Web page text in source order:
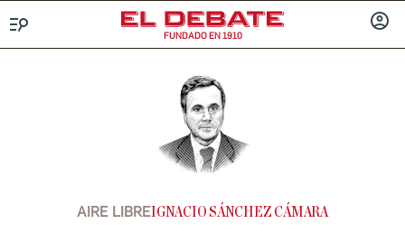
FUNDADO EN 1910
AIRE LIBRE IGNACIO SÁNCHEZ CÁMARA